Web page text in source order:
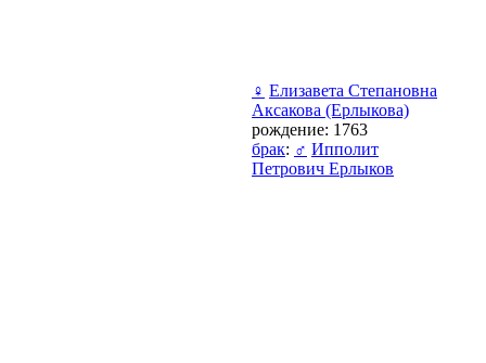
♀ Елизавета Степановна
Аксакова (Ерлыкова)
рождение: 1763
брак: ♂ Ипполит
Петрович Ерлыков